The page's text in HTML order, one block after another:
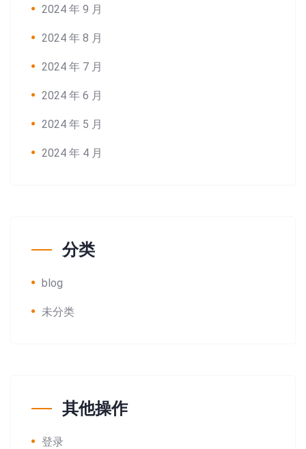
2024 年 9 月
2024 年 8 月
2024 年 7 月
2024 年 6 月
2024 年 5 月
2024 年 4 月
分类
blog
未分类
其他操作
登录